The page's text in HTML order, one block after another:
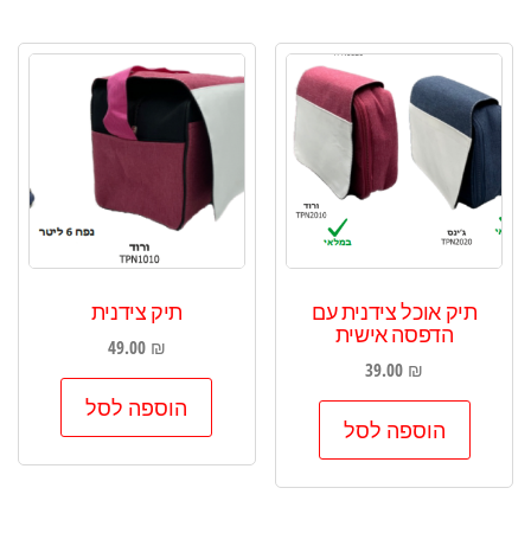
תיק אוכל צידנית עם
הדפסה אישית
39.00 ₪
הוספה לסל
תיק צידנית
49.00 ₪
הוספה לסל